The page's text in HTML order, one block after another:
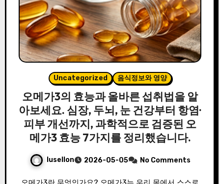
Uncategorized 음식정보와 영양
오메가3의 효능과 올바른 섭취법을 알
아보세요. 심장, 두뇌, 눈 건강부터 항염·
피부 개선까지, 과학적으로 검증된 오
메가3 효능 7가지를 정리했습니다.
lusellon 2026-05-05 No Comments